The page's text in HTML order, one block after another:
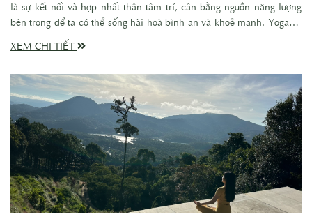
là sự kết nối và hợp nhất thân tâm trí, cân bằng nguồn năng lượng
bên trong để ta có thể sống hài hoà bình an và khoẻ mạnh. Yoga và
Thiền Định vốn không tách rời. Chuyên mục Yoga và Thiền Định
cung cấp những tri thức chuẩn xác về thiền định và Yoga cổ điển
hướng dẫn thực hành để đem lại sự tập trung, dẻo dai và hiệu quả
toàn diện trong đời sống.
XEM CHI TIẾT